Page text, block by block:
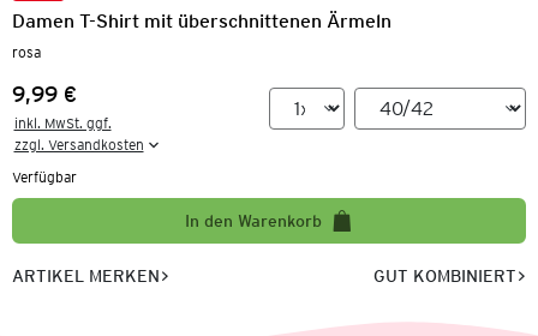
Damen T-Shirt mit überschnittenen Ärmeln
rosa
Preis:
9,99 €
inkl. MwSt. ggf.
zzgl. Versandkosten
Verfügbar
In den Warenkorb
ARTIKEL MERKEN GUT KOMBINIERT